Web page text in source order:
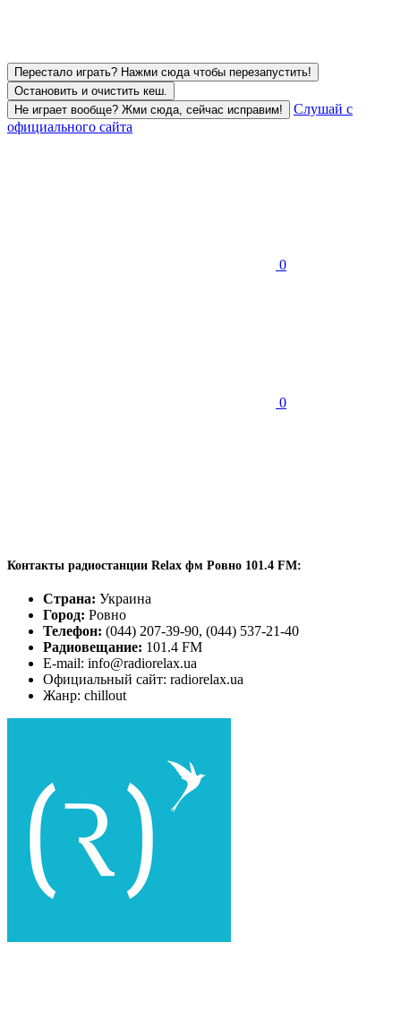
Перестало играть? Нажми сюда чтобы перезапустить!
Остановить и очистить кеш.
Не играет вообще? Жми сюда, сейчас исправим!
Слушай с
официального сайта
0
0
Контакты радиостанции Relax фм Ровно 101.4 FM:
Страна: Украина
Город: Ровно
Телефон: (044) 207-39-90, (044) 537-21-40
Радиовещание: 101.4 FM
E-mail: info@radiorelax.ua
Официальный сайт: radiorelax.ua
Жанр: chillout